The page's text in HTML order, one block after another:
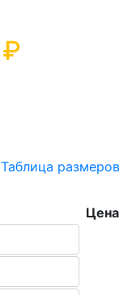
₽
Таблица размеров
Цена